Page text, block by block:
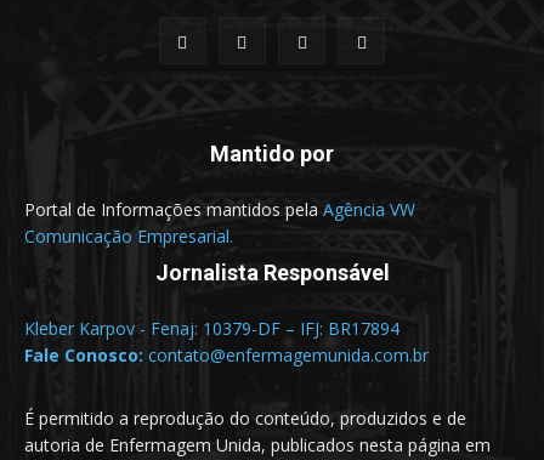
Mantido por
Portal de Informações mantidos pela Agência VW
Comunicação Empresarial.
Jornalista Responsável
Kleber Karpov - Fenaj: 10379-DF – IFJ: BR17894
Fale Conosco: contato@enfermagemunida.com.br
É permitido a reprodução do conteúdo, produzidos e de
autoria de Enfermagem Unida, publicados nesta página em